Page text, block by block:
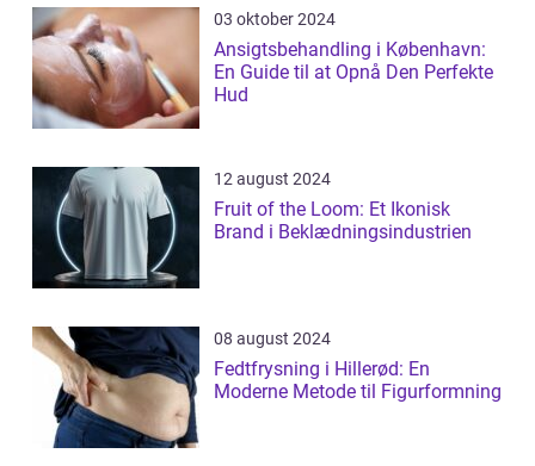
03 oktober 2024
Ansigtsbehandling i København:
En Guide til at Opnå Den Perfekte
Hud
12 august 2024
Fruit of the Loom: Et Ikonisk
Brand i Beklædningsindustrien
08 august 2024
Fedtfrysning i Hillerød: En
Moderne Metode til Figurformning